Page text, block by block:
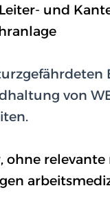
und
von
ohne